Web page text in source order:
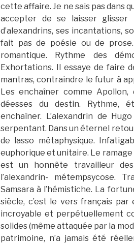
cette affaire. Je ne sais pas dans
accepter de se laisser glisser
d’alexandrins, ses incantations,
fait pas de poésie ou de
romantique. Rythme des
Exhortations. Il essaye de faire
mantras, contraindre le futur à
Les enchaîner comme
déesses du destin. Rythme,
enchaîner. L’alexandrin de
serpentant. Dans un éternel
de lasso métaphysique.
euphorique et unitaire. Le ramage
est un honnête travailleur
l’alexandrin- métempsycose.
Samsara à l’hémistiche. La
siècle, c’est le vers français
incroyable et perpétuellement
solides (même attaquée par la
patrimoine, n’a jamais été